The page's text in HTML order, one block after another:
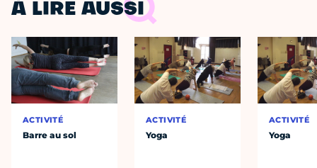
À LIRE AUSSI
ACTIVITÉ
Barre au sol
ACTIVITÉ
Yoga
ACTIVITÉ
Yoga